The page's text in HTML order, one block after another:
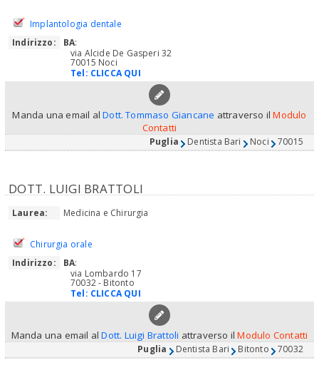
Implantologia dentale
Indirizzo:
BA:
via Alcide De Gasperi 32
70015 Noci
Tel: CLICCA QUI
Manda una email alDott. Tommaso Giancane attraverso ilModulo
Contatti
Puglia Dentista Bari Noci 70015
DOTT. LUIGI BRATTOLI
Laurea: Medicina e Chirurgia
Chirurgia orale
Indirizzo:
BA:
via Lombardo 17
70032 - Bitonto
Tel: CLICCA QUI
Manda una email alDott. Luigi Brattoli attraverso ilModulo Contatti
Puglia Dentista Bari Bitonto 70032